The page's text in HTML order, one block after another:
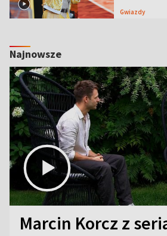
Gwiazdy
Najnowsze
Marcin Korcz z